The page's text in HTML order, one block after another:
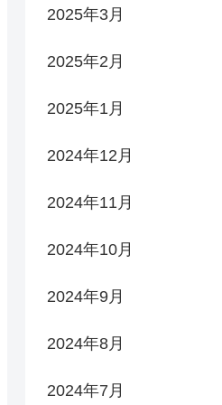
2025年3月
2025年2月
2025年1月
2024年12月
2024年11月
2024年10月
2024年9月
2024年8月
2024年7月